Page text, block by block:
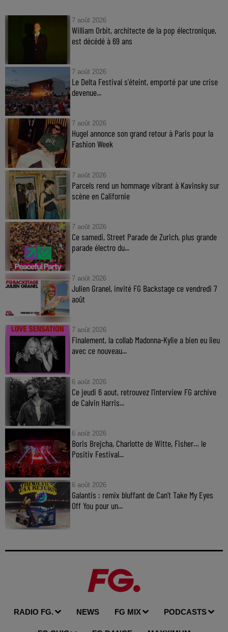
7 août 2026
William Orbit, architecte de la pop électronique,
est décédé à 69 ans
7 août 2026
Le Delta Festival s'éteint, emporté par une crise
devenue...
7 août 2026
Hugel annonce son grand retour à Paris pour la
Fashion Week
7 août 2026
Parcels rend un hommage vibrant à Kavinsky sur
scène en Californie
7 août 2026
Ce samedi, Street Parade de Zurich, plus grande
parade électro du...
7 août 2026
Julien Granel, invité FG Backstage ce vendredi 7
août
7 août 2026
Finalement, la collab Madonna-Kylie a bien eu lieu
avec ce nouveau...
6 août 2026
Ce jeudi 6 aout, retrouvez l'interview FG archive
de Calvin Harris...
6 août 2026
Boris Brejcha, Charlotte de Witte, Fisher… le
Positiv Festival...
6 août 2026
Galantis : remix bluffant de Can’t Take My Eyes
Off You pour un...
RADIO FG. NEWS FG MIX PODCASTS